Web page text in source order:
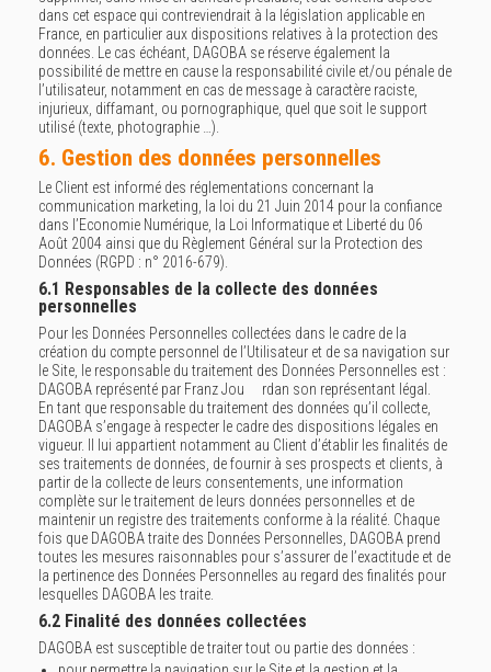
dans cet espace qui contreviendrait à la législation applicable en
France, en particulier aux dispositions relatives à la protection des
données. Le cas échéant, DAGOBA se réserve également la
possibilité de mettre en cause la responsabilité civile et/ou pénale de
l’utilisateur, notamment en cas de message à caractère raciste,
injurieux, diffamant, ou pornographique, quel que soit le support
utilisé (texte, photographie …).
6. Gestion des données personnelles
Le Client est informé des réglementations concernant la
communication marketing, la loi du 21 Juin 2014 pour la confiance
dans l’Economie Numérique, la Loi Informatique et Liberté du 06
Août 2004 ainsi que du Règlement Général sur la Protection des
Données (RGPD : n° 2016-679).
6.1 Responsables de la collecte des données
personnelles
Pour les Données Personnelles collectées dans le cadre de la
création du compte personnel de l’Utilisateur et de sa navigation sur
le Site, le responsable du traitement des Données Personnelles est :
DAGOBA représenté par Franz Jou rdan son représentant légal.
En tant que responsable du traitement des données qu’il collecte,
DAGOBA s’engage à respecter le cadre des dispositions légales en
vigueur. Il lui appartient notamment au Client d’établir les finalités de
ses traitements de données, de fournir à ses prospects et clients, à
partir de la collecte de leurs consentements, une information
complète sur le traitement de leurs données personnelles et de
maintenir un registre des traitements conforme à la réalité. Chaque
fois que DAGOBA traite des Données Personnelles, DAGOBA prend
toutes les mesures raisonnables pour s’assurer de l’exactitude et de
la pertinence des Données Personnelles au regard des finalités pour
lesquelles DAGOBA les traite.
6.2 Finalité des données collectées
DAGOBA est susceptible de traiter tout ou partie des données :